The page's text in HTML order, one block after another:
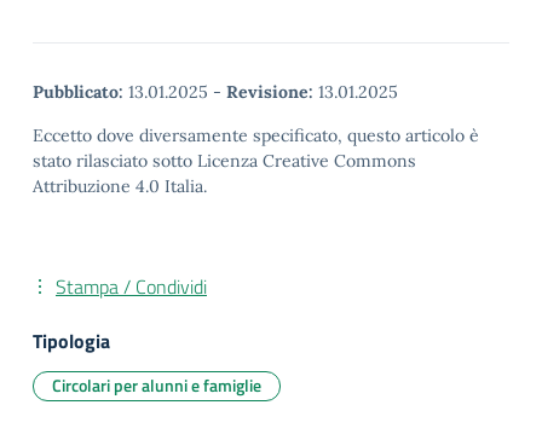
Pubblicato: 13.01.2025 - Revisione: 13.01.2025
Eccetto dove diversamente specificato, questo articolo è
stato rilasciato sotto Licenza Creative Commons
Attribuzione 4.0 Italia.
Stampa / Condividi
Tipologia
Circolari per alunni e famiglie